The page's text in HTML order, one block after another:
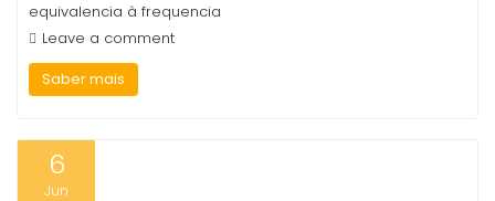
equivalencia à frequencia
Leave a comment
Saber mais
6
Jun